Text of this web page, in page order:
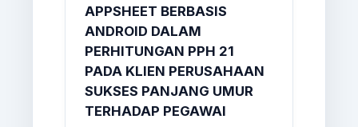
APPSHEET BERBASIS
ANDROID DALAM
PERHITUNGAN PPH 21
PADA KLIEN PERUSAHAAN
SUKSES PANJANG UMUR
TERHADAP PEGAWAI